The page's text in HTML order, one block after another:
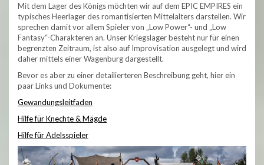
Mit dem Lager des Königs möchten wir auf dem EPIC EMPIRES ein
typisches Heerlager des romantisierten Mittelalters darstellen. Wir
sprechen damit vor allem Spieler von „Low Power“- und „Low
Fantasy“-Charakteren an. Unser Kriegslager besteht nur für einen
begrenzten Zeitraum, ist also auf Improvisation ausgelegt und wird
daher mittels einer Wagenburg dargestellt.
Bevor es aber zu einer detailierteren Beschreibung geht, hier ein
paar Links und Dokumente:
Gewandungsleitfaden
Hilfe für Knechte & Mägde
Hilfe für Adelsspieler